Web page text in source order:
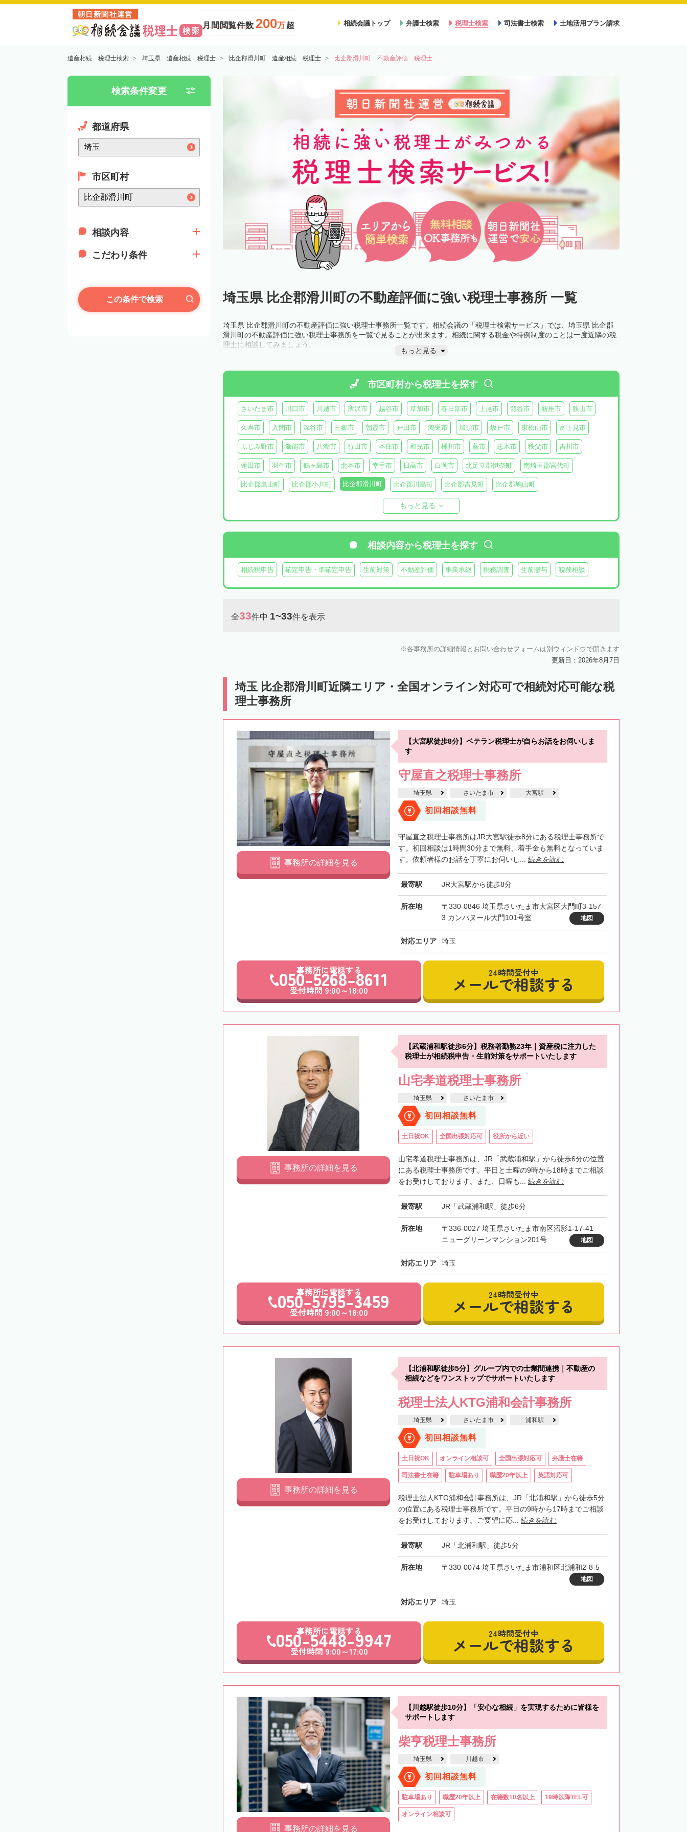
朝日新聞社運営
月間閲覧件数 200万超 相続会議トップ 弁護士検索 税理士検索 司法書士検索 土地活用プラン請求
遺産相続 税理士検索 埼玉県 遺産相続 税理士 比企郡滑川町 遺産相続 税理士 比企郡滑川町 不動産評価 税理士
検索条件変更
都道府県
市区町村
相談内容
こだわり条件
この条件で検索 埼玉県 比企郡滑川町の不動産評価に強い税理士事務所 一覧
埼玉県 比企郡滑川町の不動産評価に強い税理士事務所一覧です。相続会議の「税理士検索サービス」では、埼玉県 比企郡
滑川町の不動産評価に強い税理士事務所を一覧で見ることが出来ます。相続に関する税金や特例制度のことは一度近隣の税
理士に相談してみましょう。
もっと見る
市区町村から税理士を探す
さいたま市 川口市 川越市 所沢市 越谷市 草加市 春日部市 上尾市 熊谷市 新座市 狭山市
久喜市 入間市 深谷市 三郷市 朝霞市 戸田市 鴻巣市 加須市 坂戸市 東松山市 富士見市
ふじみ野市 飯能市 八潮市 行田市 本庄市 和光市 桶川市 蕨市 志木市 秩父市 吉川市
蓮田市 羽生市 鶴ヶ島市 北本市 幸手市 日高市 白岡市 北足立郡伊奈町 南埼玉郡宮代町
比企郡嵐山町 比企郡小川町 比企郡滑川町 比企郡川島町 比企郡吉見町 比企郡鳩山町
入間郡毛呂山町 入間郡越生町
児玉郡上里町 児玉郡神川町 児玉郡美里町 大里郡寄居町 秩父郡小鹿野町 秩父郡皆野町 秩父郡横瀬町
もっと見る
相談内容から税理士を探す
相続税申告 確定申告・準確定申告 生前対策 不動産評価 事業承継 税務調査 生前贈与 税務相談
全33件中 1~33件を表示
各事務所の詳細情報とお問い合わせフォームは別ウィンドウで開きます
更新日：2026年8月7日
埼玉 比企郡滑川町近隣エリア・全国オンライン対応可で相続対応可能な税
理士事務所
【大宮駅徒歩8分】ベテラン税理士が自らお話をお伺いしま
す
守屋直之税理士事務所
埼玉県 さいたま市 大宮駅
初回相談無料
守屋直之税理士事務所はJR大宮駅徒歩8分にある税理士事務所で
す。初回相談は1時間30分まで無料、着手金も無料となっていま
す。依頼者様のお話を丁寧にお伺いし... 続きを読む
最寄駅 JR大宮駅から徒歩8分
所在地
〒330-0846 埼玉県さいたま市大宮区大門町3-157-
3 カンパヌール大門101号室
地図
対応エリア 埼玉
事務所の詳細を見る
事務所に電話する
050-5268-8611
受付時間 9:00～18:00
24時間受付中
メールで相談する
【武蔵浦和駅徒歩6分】税務署勤務23年｜資産税に注力した
税理士が相続税申告・生前対策をサポートいたします
山宅孝道税理士事務所
埼玉県 さいたま市
初回相談無料
土日祝OK 全国出張対応可 役所から近い
山宅孝道税理士事務所は、JR「武蔵浦和駅」から徒歩6分の位置
にある税理士事務所です。平日と土曜の9時から18時までご相談
をお受けしております。また、日曜も... 続きを読む
最寄駅 JR「武蔵浦和駅」徒歩6分
所在地
〒336-0027 埼玉県さいたま市南区沼影1-17-41
ニューグリーンマンション201号
地図
対応エリア 埼玉
事務所の詳細を見る
事務所に電話する
050-5795-3459
受付時間 9:00～18:00
24時間受付中
メールで相談する
【北浦和駅徒歩5分】グループ内での士業間連携｜不動産の
相続などをワンストップでサポートいたします
税理士法人KTG浦和会計事務所
埼玉県 さいたま市 浦和駅
初回相談無料
土日祝OK オンライン相談可 全国出張対応可 弁護士在籍
司法書士在籍 駐車場あり 職歴20年以上 英語対応可
税理士法人KTG浦和会計事務所は、JR「北浦和駅」から徒歩5分
の位置にある税理士事務所です。平日の9時から17時までご相談
をお受けしております。ご要望に応... 続きを読む
最寄駅 JR「北浦和駅」徒歩5分
所在地 〒330-0074 埼玉県さいたま市浦和区北浦和2-8-5
地図
対応エリア 埼玉
事務所の詳細を見る
事務所に電話する
050-5448-9947
受付時間 9:00～17:00
24時間受付中
メールで相談する
【川越駅徒歩10分】「安心な相続」を実現するために皆様を
サポートします
柴亨税理士事務所
埼玉県 川越市
初回相談無料
駐車場あり 職歴20年以上 在籍数10名以上 19時以降TEL可
オンライン相談可
事務所の詳細を見る